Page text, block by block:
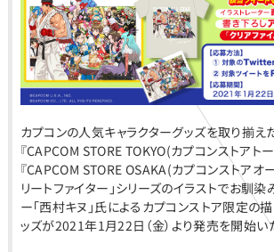
カプコンの人気キャラクターグッズを取り揃え
『CAPCOM STORE TOKYO(カプコンストアト
『CAPCOM STORE OSAKA(カプコンストアオー
リートファイター」シリーズのイラストでお馴染
ー「西村キヌ」氏によるカプコンストア限定の
ッズが2021年1月22日（金）より発売を開始い